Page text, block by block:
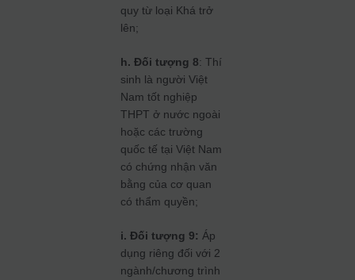
quy từ loại Khá trở
lên;
h. Đối tượng 8: Thí
sinh là người Việt
Nam tốt nghiệp
THPT ở nước ngoài
hoặc các trường
quốc tế tại Việt Nam
có chứng nhận văn
bằng của cơ quan
có thẩm quyền;
i. Đối tượng 9: Áp
dụng riêng đối với 2
ngành/chương trình